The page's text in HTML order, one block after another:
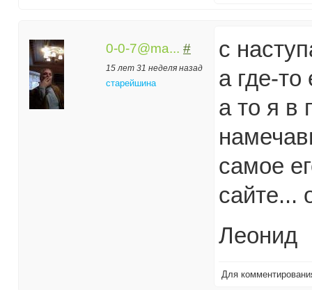
0-0-7@ma... #
15 лет 31 неделя назад
старейшина
с
а где-то
а то я в
самое
сайте...
Леонид
Для